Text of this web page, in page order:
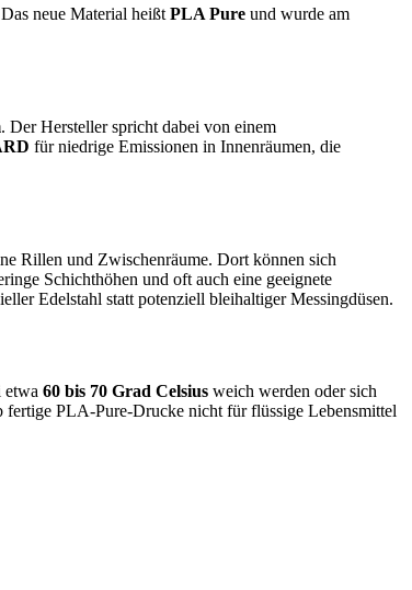
neue Material heißt PLA Pure und wurde am
. Der Hersteller spricht dabei von einem
für niedrige Emissionen in Innenräumen, die
Rillen und Zwischenräume. Dort können sich
Schichthöhen und oft auch eine geeignete
Edelstahl statt potenziell bleihaltiger Messingdüsen.
etwa 60 bis 70 Grad Celsius weich werden oder sich
fertige PLA-Pure-Drucke nicht für flüssige Lebensmittel